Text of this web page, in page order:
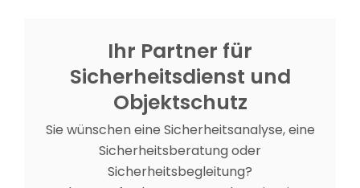
Ihr Partner für
Sicherheitsdienst und
Objektschutz
Sie wünschen eine Sicherheitsanalyse, eine
Sicherheitsberatung oder
Sicherheitsbegleitung?